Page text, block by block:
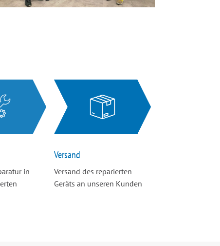
in
Versand
Versand des reparierten
Geräts an unseren Kunden